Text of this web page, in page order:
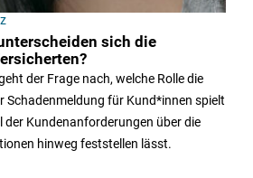
sich die
der Frage nach, welche Rolle die
Schadenmeldung für Kund*innen spielt
der Kundenanforderungen über die
hinweg feststellen lässt.